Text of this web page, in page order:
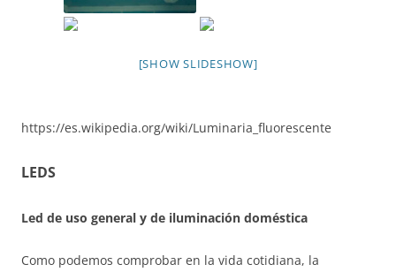
[SHOW SLIDESHOW]
https://es.wikipedia.org/wiki/Luminaria_fluorescente
LEDS
Led de uso general y de iluminación doméstica
Como podemos comprobar en la vida cotidiana, la